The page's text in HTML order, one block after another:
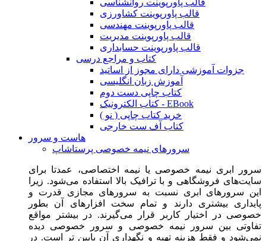
قالب پاورپوینت کشاورزی
قالب پاورپوینت مهندسی
قالب پاورپوینت مدیریت
قالب پاورپوینت حسابداری
کتاب و مراجع درسی
جزوات آموزشی دارای مجوز از اساتید
آموزش زبان انگلیسی
کتاب چاپی دست دوم
کتاب الکترونیک - EBook
خرید کتاب چاپی ( نو )
کتاب آف ست خارجی
هاست و سرور
سرورهای نیمه خصوصی پرستاشاپ
سرور ابری نیمه خصوصی یا نیمه اختصاصی، عمدتا برای
سایت‌های فروشگاهی و با ترافیک بالا استفاده می‌شود. زیرا
این سرورهای ابری نسبت به سرورهای مجازی قدرت و
پایداری بیشتری دارند و تمام سخت افزارهای آن بطور
خصوصی در اختیار کاربر قرار می‌گیرند. در بیشتر مواقع
تفاوتی بین سرور نیمه خصوصی و سرور خصوصی دیده
نمی‌شود و فقط هزینه تهیه و نگهداری آن پایین تر است. در